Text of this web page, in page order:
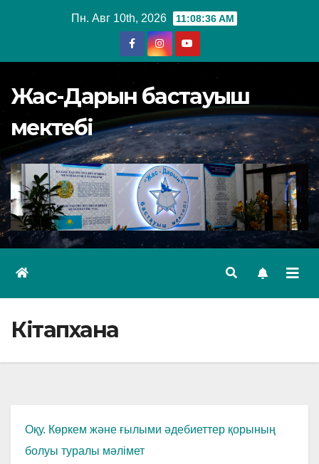
Пн. Авг 10th, 2026 11:08:37 AM
Жас-Дарын бастауыш
мектебі
Кітапхана
Оқу. Көркем және ғылыми әдебиеттер қорының
болуы туралы мәлімет